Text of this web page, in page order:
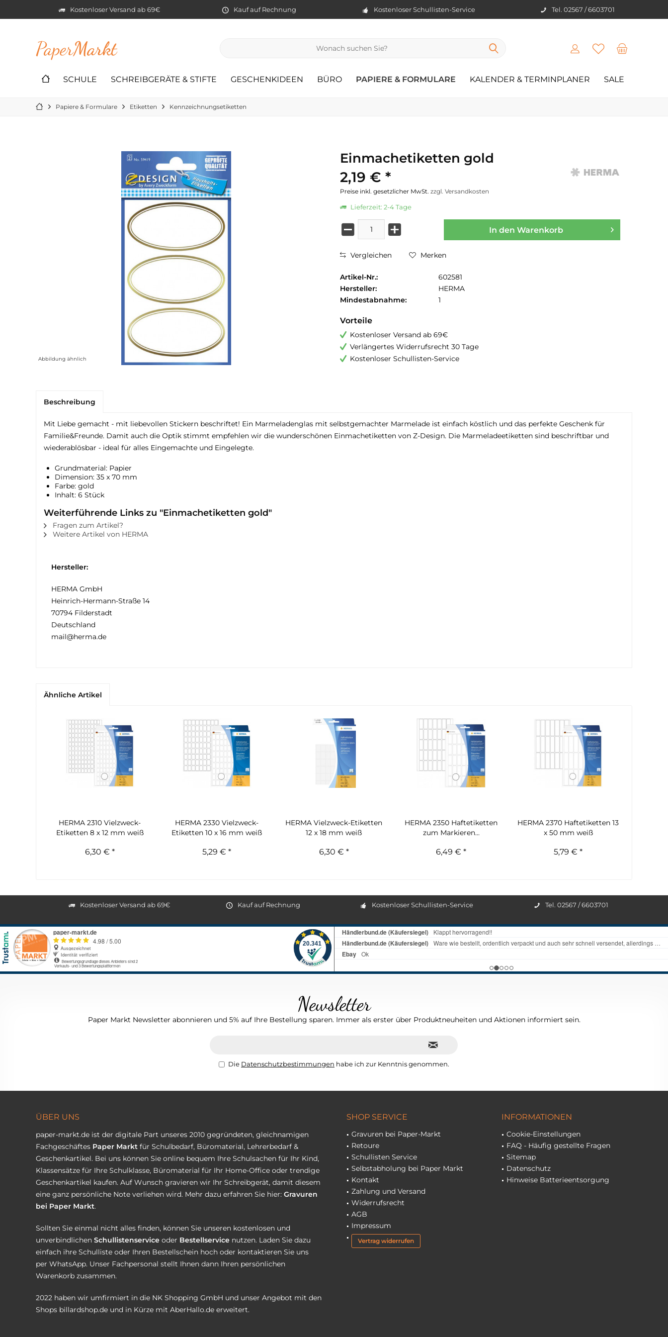
Kostenloser Versand ab 69€ Kauf auf Rechnung Kostenloser Schullisten-Service Tel. 02567 / 6603701
PaperMarkt
SCHULE SCHREIBGERÄTE & STIFTE GESCHENKIDEEN BÜRO PAPIERE & FORMULARE KALENDER & TERMINPLANER SALE
Papiere & Formulare Etiketten Kennzeichnungsetiketten
Abbildung ähnlich
Einmachetiketten gold
2,19 € *
Preise inkl. gesetzlicher MwSt. zzgl. Versandkosten
Lieferzeit: 2-4 Tage
In den Warenkorb
Vergleichen Merken
Artikel-Nr.:
602581
Hersteller:
HERMA
Mindestabnahme:
1
Vorteile
Kostenloser Versand ab 69€
Verlängertes Widerrufsrecht 30 Tage
Kostenloser Schullisten-Service
Beschreibung
Mit Liebe gemacht - mit liebevollen Stickern beschriftet! Ein Marmeladenglas mit selbstgemachter Marmelade ist einfach köstlich und das perfekte Geschenk für
Familie&Freunde. Damit auch die Optik stimmt empfehlen wir die wunderschönen Einmachetiketten von Z-Design. Die Marmeladeetiketten sind beschriftbar und
wiederablösbar - ideal für alles Eingemachte und Eingelegte.
Grundmaterial: Papier
Dimension: 35 x 70 mm
Farbe: gold
Inhalt: 6 Stück
Weiterführende Links zu "Einmachetiketten gold"
Fragen zum Artikel?
Weitere Artikel von HERMA
Hersteller:
HERMA GmbH
Heinrich-Hermann-Straße 14
70794 Filderstadt
Deutschland
mail@herma.de
Ähnliche Artikel
HERMA 2310 Vielzweck-
Etiketten 8 x 12 mm weiß
6,30 € *
HERMA 2330 Vielzweck-
Etiketten 10 x 16 mm weiß
5,29 € *
HERMA Vielzweck-Etiketten
12 x 18 mm weiß
6,30 € *
HERMA 2350 Haftetiketten
zum Markieren...
6,49 € *
HERMA 2370 Haftetiketten 13
x 50 mm weiß
5,79 € *
Kostenloser Versand ab 69€ Kauf auf Rechnung Kostenloser Schullisten-Service Tel. 02567 / 6603701
Newsletter
Paper Markt Newsletter abonnieren und 5% auf Ihre Bestellung sparen. Immer als erster über Produktneuheiten und Aktionen informiert sein.
Die Datenschutzbestimmungen habe ich zur Kenntnis genommen.
ÜBER UNS
paper-markt.de ist der digitale Part unseres 2010 gegründeten, gleichnamigen
Fachgeschäftes Paper Markt für Schulbedarf, Büromaterial, Lehrerbedarf &
Geschenkartikel. Bei uns können Sie online bequem Ihre Schulsachen für Ihr Kind,
Klassensätze für Ihre Schulklasse, Büromaterial für Ihr Home-Office oder trendige
Geschenkartikel kaufen. Auf Wunsch gravieren wir Ihr Schreibgerät, damit diesem
eine ganz persönliche Note verliehen wird. Mehr dazu erfahren Sie hier: Gravuren
bei Paper Markt.
Sollten Sie einmal nicht alles finden, können Sie unseren kostenlosen und
unverbindlichen Schullistenservice oder Bestellservice nutzen. Laden Sie dazu
einfach ihre Schulliste oder Ihren Bestellschein hoch oder kontaktieren Sie uns
per WhatsApp. Unser Fachpersonal stellt Ihnen dann Ihren persönlichen
Warenkorb zusammen.
2022 haben wir umfirmiert in die NK Shopping GmbH und unser Angebot mit den
Shops billardshop.de und in Kürze mit AberHallo.de erweitert.
SHOP SERVICE
Gravuren bei Paper-Markt
Retoure
Schullisten Service
Selbstabholung bei Paper Markt
Kontakt
Zahlung und Versand
Widerrufsrecht
AGB
Impressum
Vertrag widerrufen
INFORMATIONEN
Cookie-Einstellungen
FAQ - Häufig gestellte Fragen
Sitemap
Datenschutz
Hinweise Batterieentsorgung